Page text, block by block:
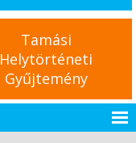
Tamási
Helytörténeti
Gyűjtemény